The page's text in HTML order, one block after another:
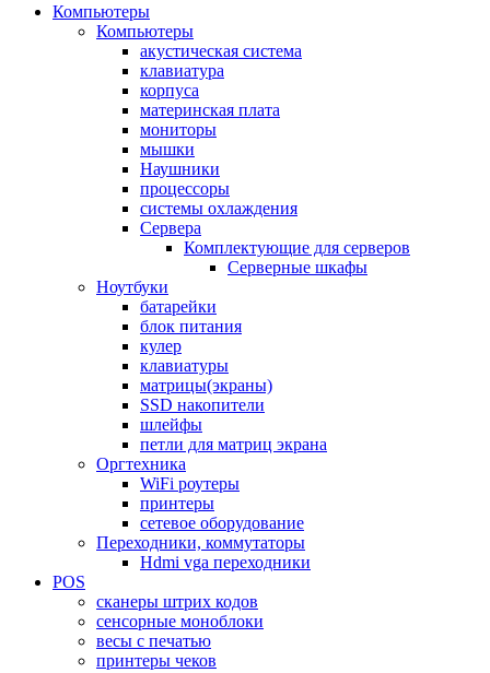
Компьютеры
Компьютеры
акустическая система
клавиатура
корпуса
материнская плата
мониторы
мышки
Наушники
процессоры
системы охлаждения
Сервера
Комплектующие для серверов
Серверные шкафы
Ноутбуки
батарейки
блок питания
кулер
клавиатуры
матрицы(экраны)
SSD накопители
шлейфы
петли для матриц экрана
Оргтехника
WiFi роутеры
принтеры
сетевое оборудование
Переходники, коммутаторы
Hdmi vga переходники
POS
сканеры штрих кодов
сенсорные моноблоки
весы с печатью
принтеры чеков